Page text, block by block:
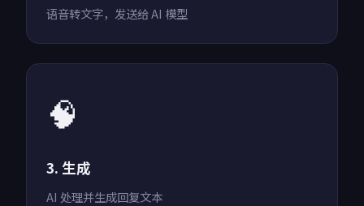
语音转文字，发送给 AI 模型
🧠
3. 生成
AI 处理并生成回复文本